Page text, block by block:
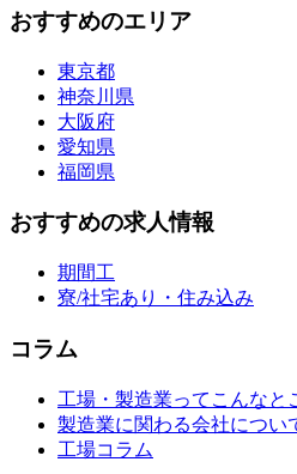
おすすめのエリア
東京都
神奈川県
大阪府
愛知県
福岡県
おすすめの求人情報
期間工
寮/社宅あり・住み込み
コラム
工場・製造業ってこんなと
製造業に関わる会社につい
工場コラム